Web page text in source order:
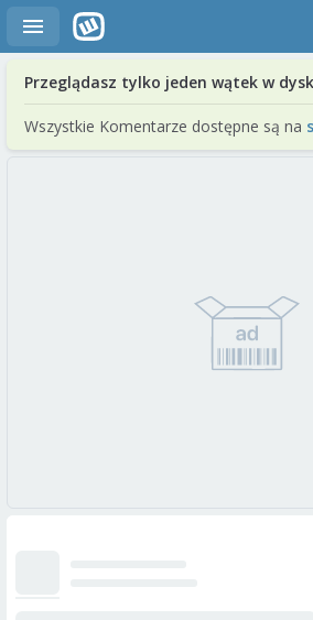
Przeglądasz tylko jeden wątek w
Wszystkie Komentarze dostępne są na